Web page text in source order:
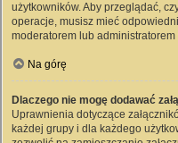
użytkowników. Aby przeglądać,
operacje, musisz mieć
moderatorem lub administratorem
Na górę
Dlaczego nie mogę dodawać
Uprawnienia dotyczące
każdej grupy i dla każdego